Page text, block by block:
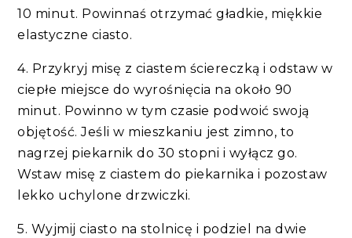
10 minut. Powinnaś otrzymać gładkie, miękkie
elastyczne ciasto.
4. Przykryj misę z ciastem ściereczką i odstaw w
ciepłe miejsce do wyrośnięcia na około 90
minut. Powinno w tym czasie podwoić swoją
objętość. Jeśli w mieszkaniu jest zimno, to
nagrzej piekarnik do 30 stopni i wyłącz go.
Wstaw misę z ciastem do piekarnika i pozostaw
lekko uchylone drzwiczki.
5. Wyjmij ciasto na stolnicę i podziel na dwie